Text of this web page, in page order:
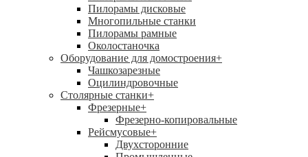
Пилорамы дисковые
Многопильные станки
Пилорамы рамные
Околостаночка
Оборудование для домостроения+
Чашкозарезные
Оцилиндровочные
Столярные станки+
Фрезерные+
Фрезерно-копировальные
Рейсмусовые+
Двухсторонние